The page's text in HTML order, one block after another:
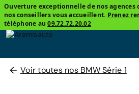
Ouverture exceptionnelle de nos agences
nos conseillers vous accueillent. Prenez
téléphone au09.72.72.20.02
Voir toutes nos BMW Série 1